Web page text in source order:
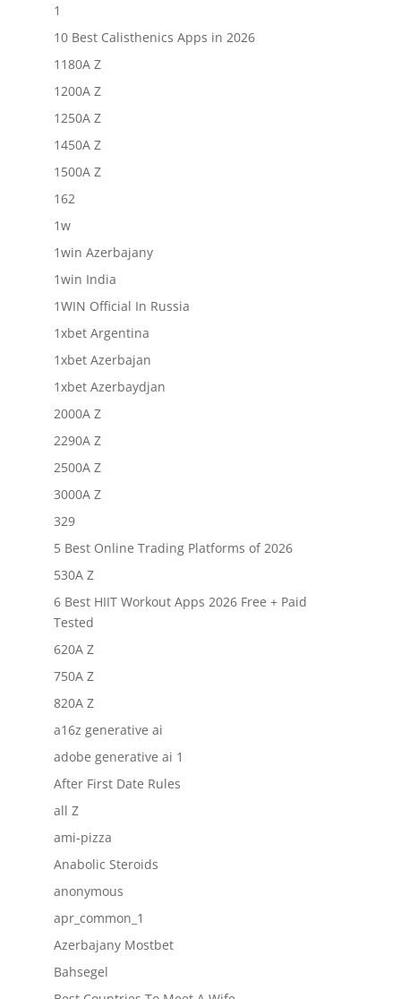
1
10 Best Calisthenics Apps in 2026
1180A Z
1200A Z
1250A Z
1450A Z
1500A Z
162
1w
1win Azerbajany
1win India
1WIN Official In Russia
1xbet Argentina
1xbet Azerbajan
1xbet Azerbaydjan
2000A Z
2290A Z
2500A Z
3000A Z
329
5 Best Online Trading Platforms of 2026
530A Z
6 Best HIIT Workout Apps 2026 Free + Paid
Tested
620A Z
750A Z
820A Z
a16z generative ai
adobe generative ai 1
After First Date Rules
all Z
ami-pizza
Anabolic Steroids
anonymous
apr_common_1
Azerbajany Mostbet
Bahsegel